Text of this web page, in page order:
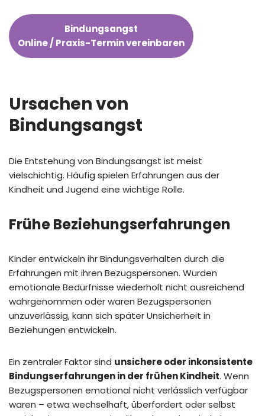
Bindungsangst
Online / Praxis-Termin vereinbaren
Ursachen von
Bindungsangst
Die Entstehung von Bindungsangst ist meist
vielschichtig. Häufig spielen Erfahrungen aus der
Kindheit und Jugend eine wichtige Rolle.
Frühe Beziehungserfahrungen
Kinder entwickeln ihr Bindungsverhalten durch die
Erfahrungen mit ihren Bezugspersonen. Wurden
emotionale Bedürfnisse wiederholt nicht ausreichend
wahrgenommen oder waren Bezugspersonen
unzuverlässig, kann sich später Unsicherheit in
Beziehungen entwickeln.
Ein zentraler Faktor sind unsichere oder inkonsistente
Bindungserfahrungen in der frühen Kindheit. Wenn
Bezugspersonen emotional nicht verlässlich verfügbar
waren – etwa wechselhaft, überfordert oder selbst